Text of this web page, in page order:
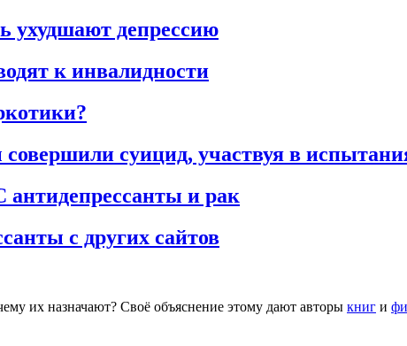
ухудшают депрессию
к инвалидности
совершили суицид, участвуя в
и рак
с других сайтов
их назначают? Своё объяснение этому дают авторы книг и